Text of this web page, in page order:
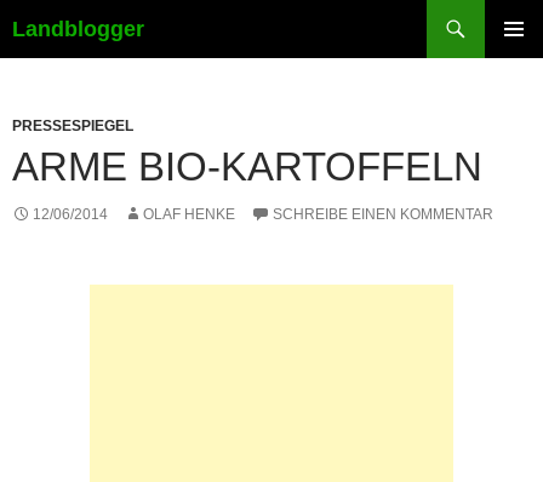
Landblogger
PRESSESPIEGEL
ARME BIO-KARTOFFELN
12/06/2014 OLAF HENKE SCHREIBE EINEN KOMMENTAR